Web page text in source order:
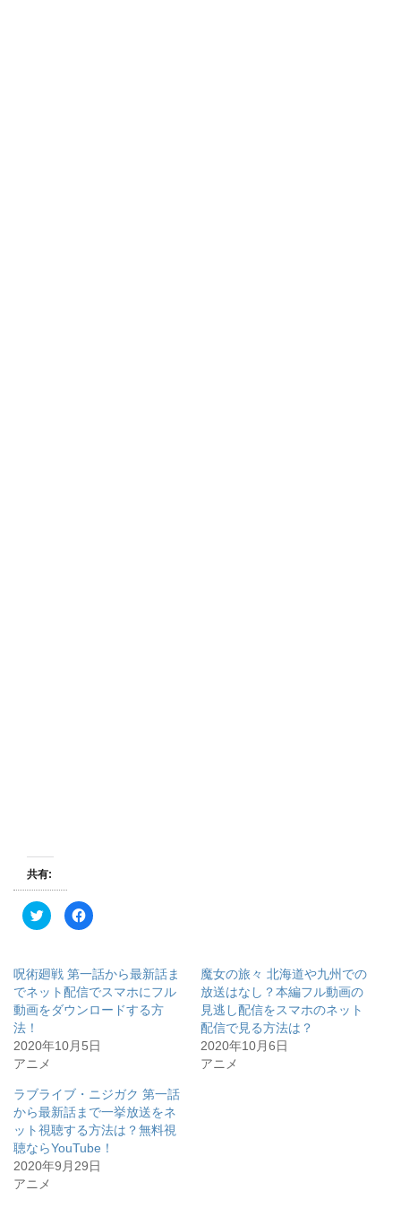
共有:
ク
リ
て
T
w
i
t
t
r
で
共
新
し
い
ウ
ィ
ン
ド
ウ
で
F
a
o
k
で
共
る
に
ッ
ク
し
て
く
だ
さ
い
呪術廻戦 第一話から最新話ま
でネット配信でスマホにフル
動画をダウンロードする方
法！
2020年10月5日
アニメ
魔女の旅々 北海道や九州での
放送はなし？本編フル動画の
見逃し配信をスマホのネット
配信で見る方法は？
2020年10月6日
アニメ
ラブライブ・ニジガク 第一話
から最新話まで一挙放送をネ
ット視聴する方法は？無料視
聴ならYouTube！
2020年9月29日
アニメ